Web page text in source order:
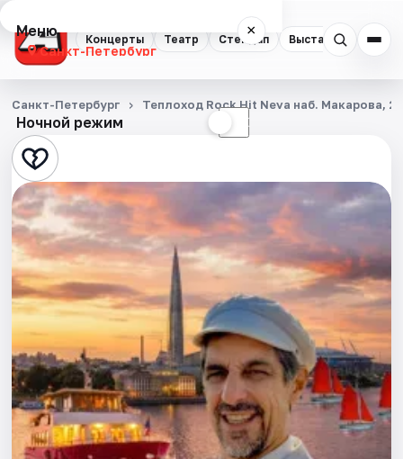
Концерты Театр Стендап Выставки
Меню ×
Санкт-Петербург
Концерты
Театр
Стендап
Выставки
Квесты
Экскурсии
Спорт
События
Города
Ночной режим ☾
Санкт-Петербург Теплоход Rock Hit Neva наб. Макарова,